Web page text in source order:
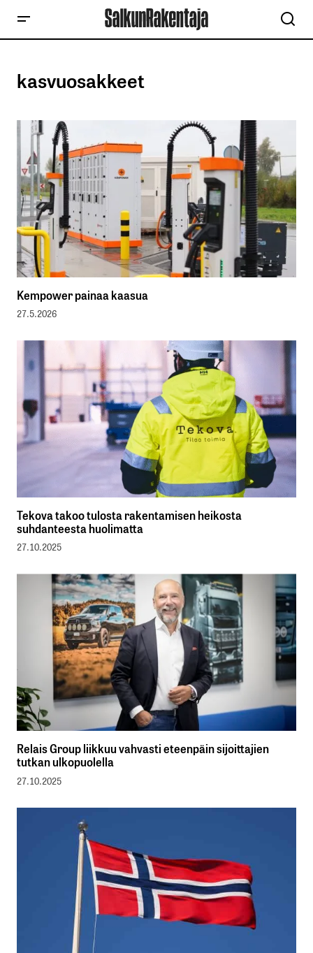
kasvuosakkeet
Kempower painaa kaasua
27.5.2026
Tekova takoo tulosta rakentamisen heikosta
suhdanteesta huolimatta
27.10.2025
Relais Group liikkuu vahvasti eteenpäin sijoittajien
tutkan ulkopuolella
27.10.2025